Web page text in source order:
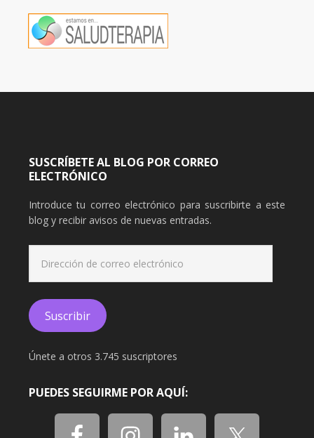
SUSCRÍBETE AL BLOG POR CORREO
ELECTRÓNICO
Introduce tu correo electrónico para suscribirte a este
blog y recibir avisos de nuevas entradas.
correo
electrónico
Suscribir
Únete a otros 3.745 suscriptores
PUEDES SEGUIRME POR AQUÍ: